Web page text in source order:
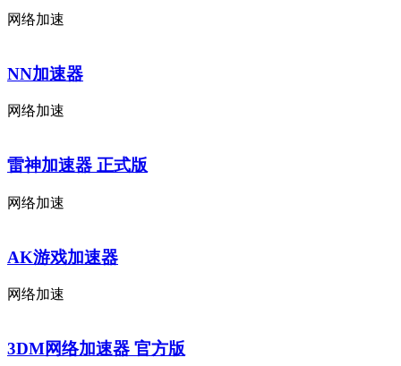
网络加速
NN加速器
网络加速
雷神加速器 正式版
网络加速
AK游戏加速器
网络加速
3DM网络加速器 官方版